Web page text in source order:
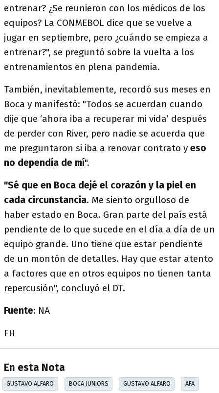
entrenar? ¿Se reunieron con los médicos de los
equipos? La CONMEBOL dice que se vuelve a
jugar en septiembre, pero ¿cuándo se empieza a
entrenar?", se preguntó sobre la vuelta a los
entrenamientos en plena pandemia.
También, inevitablemente, recordó sus meses en
Boca y manifestó: "Todos se acuerdan cuando
dije que ‘ahora iba a recuperar mi vida’ después
de perder con River, pero nadie se acuerda que
me preguntaron si iba a renovar contrato y eso
no dependía de mí".
"Sé que en Boca dejé el corazón y la piel en
cada circunstancia. Me siento orgulloso de
haber estado en Boca. Gran parte del país está
pendiente de lo que sucede en el día a día de un
equipo grande. Uno tiene que estar pendiente
de un montón de detalles. Hay que estar atento
a factores que en otros equipos no tienen tanta
repercusión", concluyó el DT.
Fuente: NA
FH
En esta Nota
GUSTAVO ALFARO BOCA JUNIORS GUSTAVO ALFARO AFA